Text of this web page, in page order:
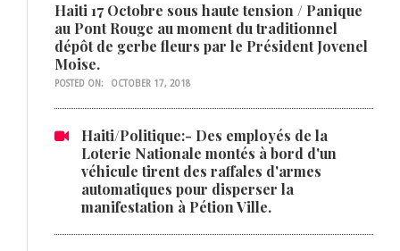
Haiti 17 Octobre sous haute tension / Panique
au Pont Rouge au moment du traditionnel
dépôt de gerbe fleurs par le Président Jovenel
Moise.
POSTED ON: OCTOBER 17, 2018
Haiti/Politique:- Des employés de la
Loterie Nationale montés à bord d'un
véhicule tirent des raffales d'armes
automatiques pour disperser la
manifestation à Pétion Ville.